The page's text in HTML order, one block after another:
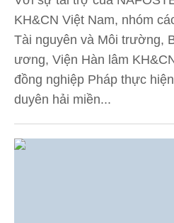
KH&CN Việt Nam, nhóm
Tài nguyên và Môi trường,
ương, Viện Hàn lâm
đồng nghiệp Pháp thực
duyên hải miền...